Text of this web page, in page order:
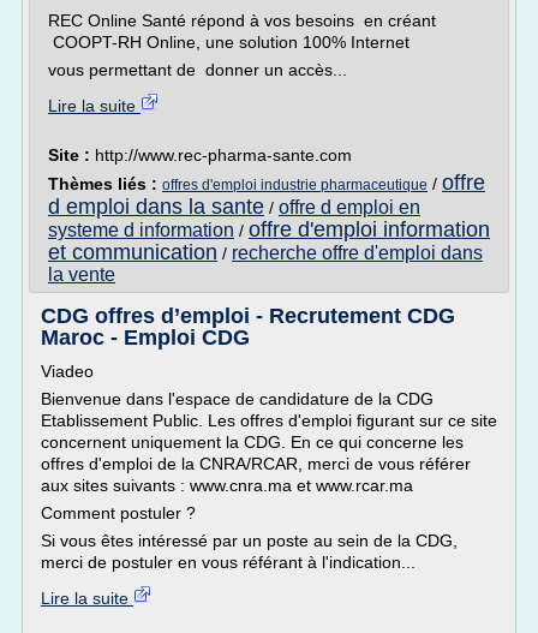
REC Online Santé répond à vos besoins en créant
COOPT-RH Online, une solution 100% Internet
vous permettant de donner un accès...
Lire la suite
Site : http://www.rec-pharma-sante.com
Thèmes liés : offres d'emploi industrie pharmaceutique / offre
d emploi dans la sante / offre d emploi en
systeme d information / offre d'emploi information
et communication / recherche offre d'emploi dans
la vente
CDG offres d’emploi - Recrutement CDG
Maroc - Emploi CDG
Viadeo
Bienvenue dans l'espace de candidature de la CDG
Etablissement Public. Les offres d'emploi figurant sur ce site
concernent uniquement la CDG. En ce qui concerne les
offres d'emploi de la CNRA/RCAR, merci de vous référer
aux sites suivants : www.cnra.ma et www.rcar.ma
Comment postuler ?
Si vous êtes intéressé par un poste au sein de la CDG,
merci de postuler en vous référant à l'indication...
Lire la suite